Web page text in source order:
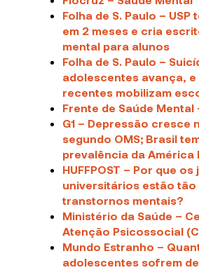
Folha de S. Paulo –
em 2 meses e cria
mental para alunos
Folha de S. Paulo –
adolescentes avança,
recentes mobilizam
Frente de Saúde Mental
G1 – Depressão cresce
segundo OMS; Brasil
prevalência da América
HUFFPOST – Por que
universitários estão tão
transtornos mentais?
Ministério da Saúde –
Atenção Psicossocial
Mundo Estranho –
adolescentes sofrem